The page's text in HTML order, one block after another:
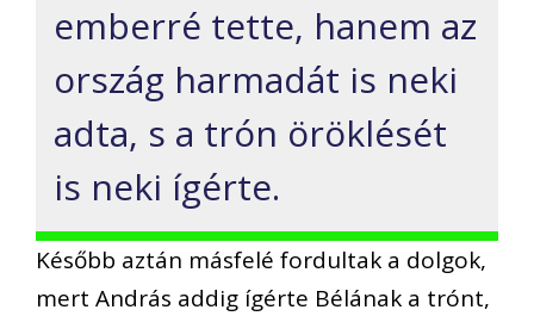
emberré tette, hanem az
ország harmadát is neki
adta, s a trón öröklését
is neki ígérte.
Később aztán másfelé fordultak a dolgok,
mert András addig ígérte Bélának a trónt,